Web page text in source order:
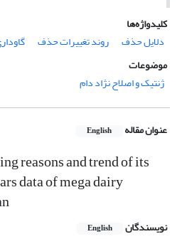
کلیدواژه‌ها
دلایل حذف
روند تغییرات حذف
موضوعات
ژنتیک و اصلاح نژاد دام
عنوان مقاله English
reasons and trend of its
data of mega dairy
نویسندگان English